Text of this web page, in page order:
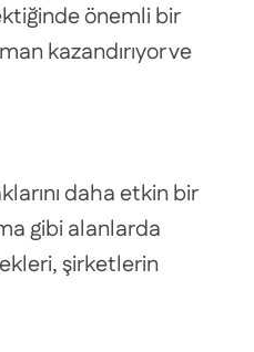
önemli bir
kazandırıyor ve
daha etkin bir
gibi alanlarda
şirketlerin